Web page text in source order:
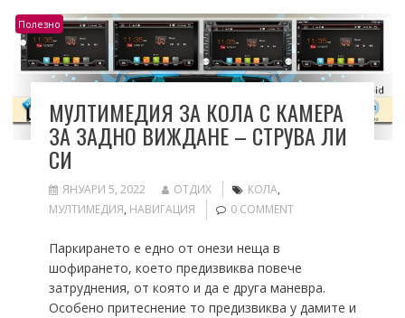
Полезно
МУЛТИМЕДИЯ ЗА КОЛА С КАМЕРА
ЗА ЗАДНО ВИЖДАНЕ – СТРУВА ЛИ
СИ
ЯНУАРИ 5, 2022 ОТДИХ КОЛА,
МУЛТИМЕДИЯ, НАВИГАЦИЯ 0 COMMENT
Паркирането е едно от онези неща в
шофирането, което предизвиква повече
затруднения, от която и да е друга маневра.
Особено притеснение то предизвиква у дамите и